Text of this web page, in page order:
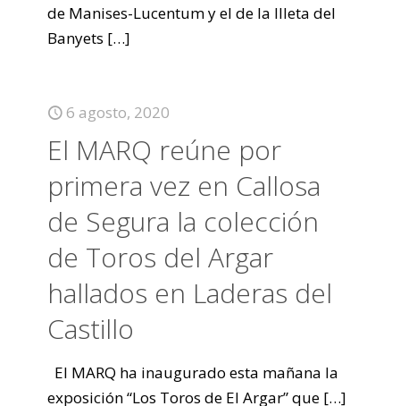
de Manises-Lucentum y el de la Illeta del
Banyets […]
6 agosto, 2020
El MARQ reúne por
primera vez en Callosa
de Segura la colección
de Toros del Argar
hallados en Laderas del
Castillo
El MARQ ha inaugurado esta mañana la
exposición “Los Toros de El Argar” que […]